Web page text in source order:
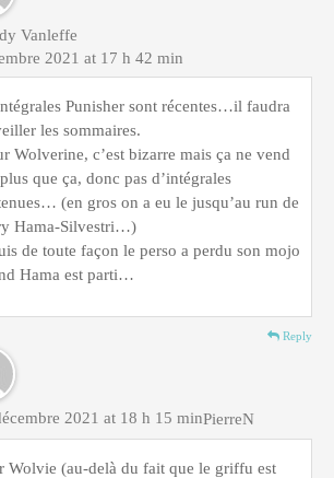
Vanleffe
2021 at 17 h 42 min
Punisher sont récentes…il faudra
les sommaires.
Wolverine, c’est bizarre mais ça ne vend
que ça, donc pas d’intégrales
(en gros on a eu le jusqu’au run de
Hama-Silvestri…)
de toute façon le perso a perdu son mojo
Hama est parti…
Reply
PierreN
2021 at 18 h 15 min
Wolvie (au-delà du fait que le griffu est